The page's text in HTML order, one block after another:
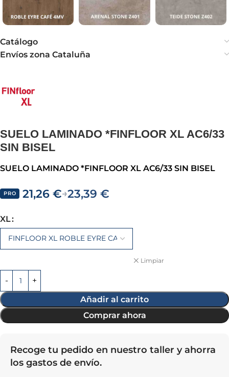
Catálogo
Envíos zona Cataluña
SUELO LAMINADO *FINFLOOR XL AC6/33
SIN BISEL
SUELO LAMINADO *FINFLOOR XL AC6/33 SIN BISEL
PRO 21,26€→23,39€
XL
Limpiar
Añadir al carrito
Comprar ahora
Recoge tu pedido en nuestro taller y ahorra
los gastos de envío.